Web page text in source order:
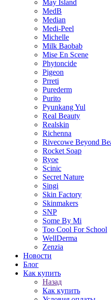
May Island
MedB
Median
Medi-Peel
Michelle
Milk Baobab
Mise En Scene
Phytoncide
Pigeon
Prreti
Purederm
Purito
Pyunkang Yul
Real Beauty
Realskin
Richenna
Rivecowe Beyond
Rocket Soap
Ryoe
Scinic
Secret Nature
Singi
Skin Factory
Skinmakers
SNP
Some By Mi
Too Cool For School
WellDerma
Zenzia
Новости
Блог
Как купить
Назад
Как купить